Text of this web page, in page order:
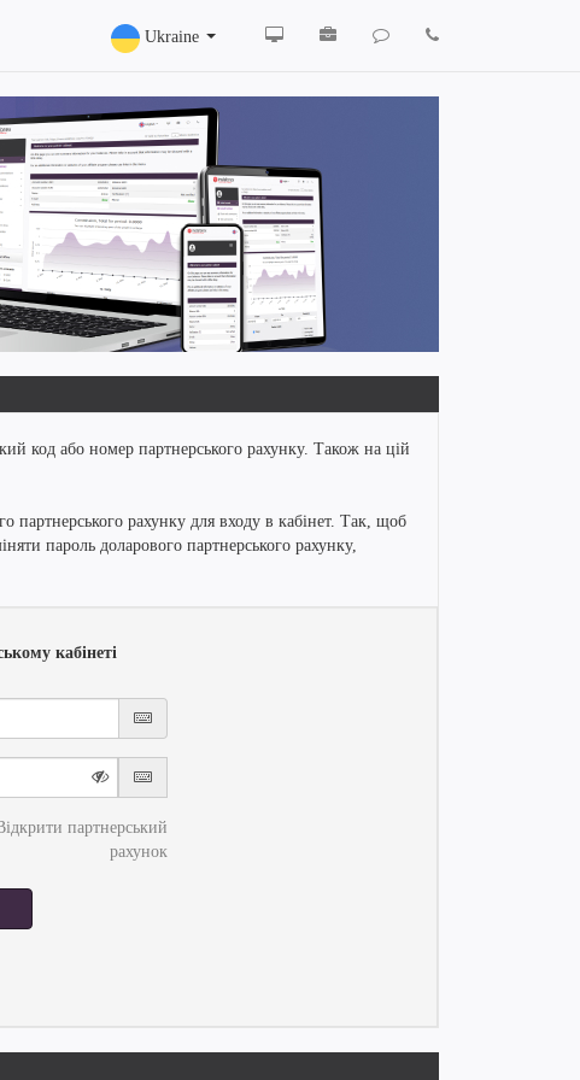
Ukraine
код або номер партнерського рахунку. Також на цій
партнерського рахунку для входу в кабінет. Так, щоб
пароль доларового партнерського рахунку,
кабінеті
партнерський
рахунок